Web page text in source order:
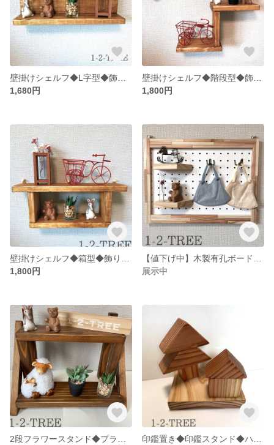
1,680円
1,800円
1,800円
展示中